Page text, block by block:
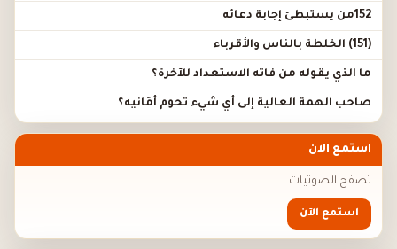
152من يستبطئ إجابة دعائه
(151) الخلطة بالناس والأقرباء
ما الذي يقوله من فاته الاستعداد للآخرة؟
صاحب الهمة العالية إلى أي شيء تحوم أَمَانيه؟
استمع الآن
تصفح الصوتيات
استمع الآن